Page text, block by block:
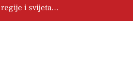
regije i svijeta…